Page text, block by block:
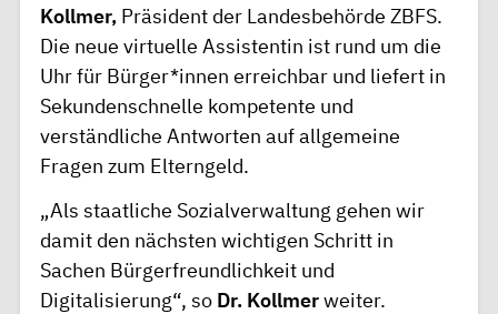
Kollmer, Präsident der Landesbehörde ZBFS.
Die neue virtuelle Assistentin ist rund um die
Uhr für Bürger*innen erreichbar und liefert in
Sekundenschnelle kompetente und
verständliche Antworten auf allgemeine
Fragen zum Elterngeld.
„Als staatliche Sozialverwaltung gehen wir
damit den nächsten wichtigen Schritt in
Sachen Bürgerfreundlichkeit und
Digitalisierung“, so Dr. Kollmerweiter.